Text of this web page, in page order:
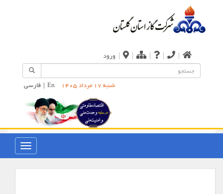
|
|
|
|
| ورود
شنبه 17 مرداد 1405 En
| فارسی